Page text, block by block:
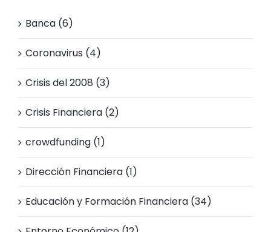
Banca (6)
Coronavirus (4)
Crisis del 2008 (3)
Crisis Financiera (2)
crowdfunding (1)
Dirección Financiera (1)
Educación y Formación Financiera (34)